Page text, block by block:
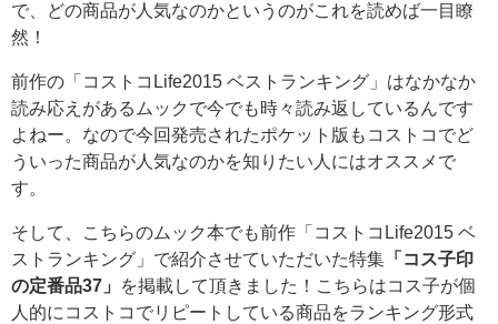
で、どの商品が人気なのかというのがこれを読めば一目瞭
然！
前作の「コストコLife2015 ベストランキング」はなかなか
読み応えがあるムックで今でも時々読み返しているんです
よねー。なので今回発売されたポケット版もコストコでど
ういった商品が人気なのかを知りたい人にはオススメで
す。
そして、こちらのムック本でも前作「コストコLife2015 ベ
ストランキング」で紹介させていただいた特集 「コス子印
の定番品37」
を掲載して頂きました！こちらはコス子が個
人的にコストコでリピートしている商品をランキング形式